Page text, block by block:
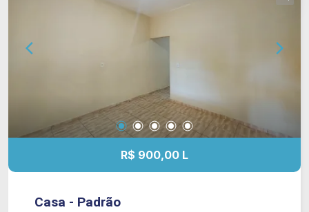
R$ 900,00 L
Casa - Padrão